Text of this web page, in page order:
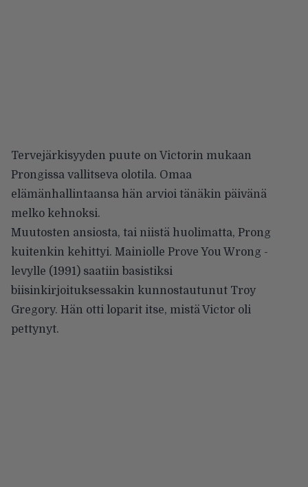
Tervejärkisyyden puute on Victorin mukaan
Prongissa vallitseva olotila. Omaa
elämänhallintaansa hän arvioi tänäkin päivänä
melko kehnoksi.
Muutosten ansiosta, tai niistä huolimatta, Prong
kuitenkin kehittyi. Mainiolle Prove You Wrong -
levylle (1991) saatiin basistiksi
biisinkirjoituksessakin kunnostautunut Troy
Gregory. Hän otti loparit itse, mistä Victor oli
pettynyt.